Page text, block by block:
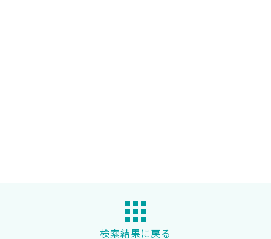
検索結果に戻る